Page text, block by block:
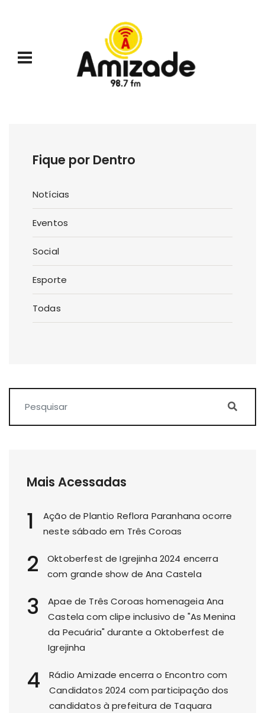
Fique por Dentro
Notícias
Eventos
Social
Esporte
Todas
Mais Acessadas
1
Ação de Plantio Reflora Paranhana ocorre
neste sábado em Três Coroas
2
Oktoberfest de Igrejinha 2024 encerra
com grande show de Ana Castela
3
Apae de Três Coroas homenageia Ana
Castela com clipe inclusivo de "As Menina
da Pecuária" durante a Oktoberfest de
Igrejinha
4
Rádio Amizade encerra o Encontro com
Candidatos 2024 com participação dos
candidatos à prefeitura de Taquara